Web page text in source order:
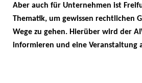
Aber auch für Unternehmen ist
Thematik, um gewissen rechtlichen
Wege zu gehen. Hierüber wird der
informieren und eine Veranstaltung